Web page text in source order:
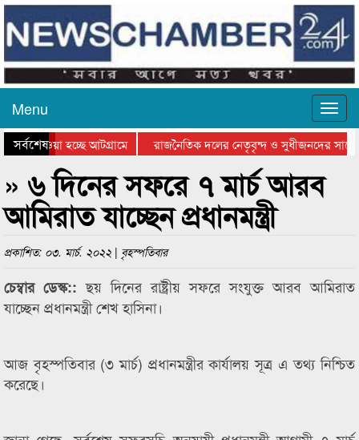
Menu
সর্বশেষ
যাওয়া হচ্ছে আটগ্রামে
রাজনৈতিক দলের নেতৃবৃন্দ ও সুধীজনদের সাথে
পুরস্কার বিতরণ সম্পন্ন
সিলেটে বাংলাদেশ গ্রুপ থিয়েটার
» ৬ দিনের সফরে ৭ মার্চ আরব
আমিরাত যাচ্ছেন প্রধানমন্ত্রী
প্রকাশিত: ০৩. মার্চ. ২০২২ | বৃহস্পতিবার
চেম্বার ডেস্ক::ছয় দিনের রাষ্ট্রীয় সফরে সংযুক্ত আরব আমিরাত
যাচ্ছেন প্রধানমন্ত্রী শেখ হাসিনা।
আজ বৃহস্পতিবার (৩ মার্চ) প্রধানমন্ত্রীর কার্যালয় সূত্র এ তথ্য নিশ্চিত
করেছে।